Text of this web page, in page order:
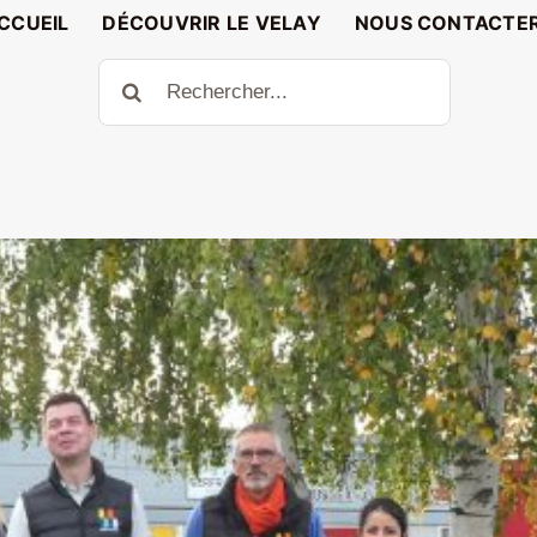
DÉCOUVRIR LE VELAY
NOUS
Rechercher: